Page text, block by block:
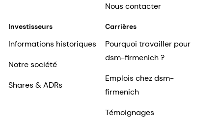
Nous contacter
Investisseurs
Informations historiques
Notre société
Shares & ADRs
Carrières
Pourquoi travailler pour
dsm-firmenich ?
Emplois chez dsm-
firmenich
Témoignages